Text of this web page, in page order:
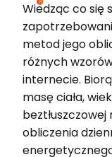
Wiedząc co się
metod jego
różnych
internecie.
masę ciała,
beztłuszczowej
obliczenia